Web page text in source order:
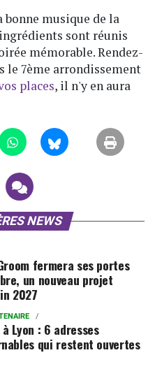
bonne musique de la
sont réunis
mémorable. Rendez-
le 7ème arrondissement
places, il n'y en aura
NEWS
fermera ses portes
un nouveau projet
2027
Lyon : 6 adresses
qui restent ouvertes